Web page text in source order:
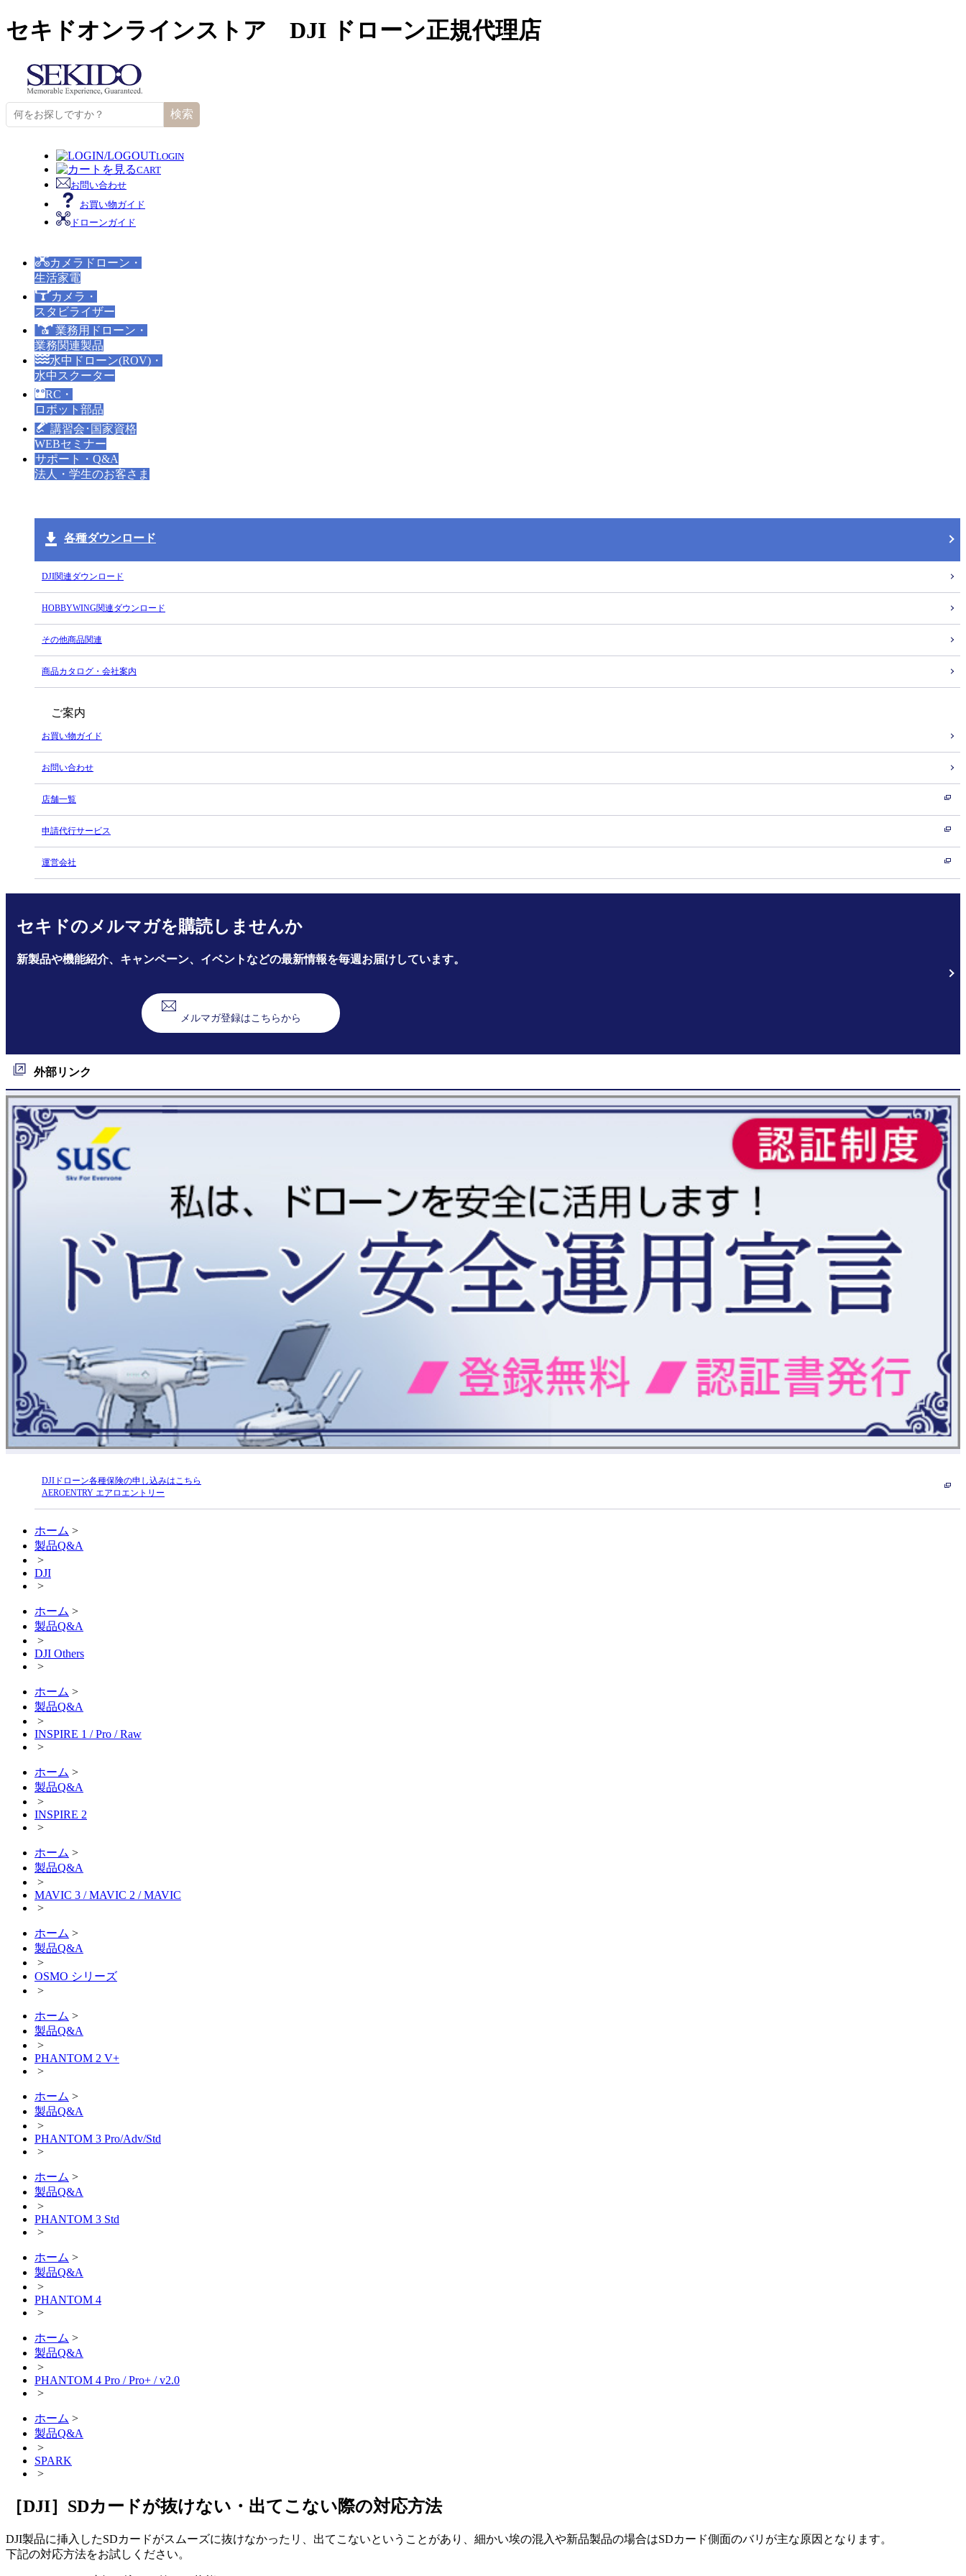
セキドオンラインストア DJI ドローン正規代理店
検索
LOGIN
CART
お問い合わせ
お買い物ガイド
ドローンガイド
カメラドローン・
生活家電
カメラ・
スタビライザー
業務用ドローン・
業務関連製品
水中ドローン(ROV)・
水中スクーター
RC・
ロボット部品
講習会･国家資格
WEBセミナー
サポート・Q&A
法人・学生のお客さま
各種ダウンロード
DJI関連ダウンロード
HOBBYWING関連ダウンロード
その他商品関連
商品カタログ・会社案内
ご案内
お買い物ガイド
お問い合わせ
店舗一覧
申請代行サービス
運営会社
セキドのメルマガを購読しませんか
新製品や機能紹介、キャンペーン、イベントなどの最新情報を毎週お届けしています。
メルマガ登録はこちらから
外部リンク
DJIドローン各種保険の申し込みはこちら
AEROENTRY エアロエントリー
ホーム >
製品Q&A
>
DJI
>
ホーム >
製品Q&A
>
DJI Others
>
ホーム >
製品Q&A
>
INSPIRE 1 / Pro / Raw
>
ホーム >
製品Q&A
>
INSPIRE 2
>
ホーム >
製品Q&A
>
MAVIC 3 / MAVIC 2 / MAVIC
>
ホーム >
製品Q&A
>
OSMO シリーズ
>
ホーム >
製品Q&A
>
PHANTOM 2 V+
>
ホーム >
製品Q&A
>
PHANTOM 3 Pro/Adv/Std
>
ホーム >
製品Q&A
>
PHANTOM 3 Std
>
ホーム >
製品Q&A
>
PHANTOM 4
>
ホーム >
製品Q&A
>
PHANTOM 4 Pro / Pro+ / v2.0
>
ホーム >
製品Q&A
>
SPARK
>
［DJI］SDカードが抜けない・出てこない際の対応方法
DJI製品に挿入したSDカードがスムーズに抜けなかったリ、出てこないということがあり、細かい埃の混入や新品製品の場合はSDカード側面のバリが主な原因となります。
下記の対応方法をお試しください。